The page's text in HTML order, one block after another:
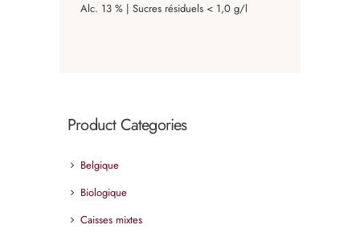
Alc. 13 % | Sucres résiduels < 1,0 g/l
Product Categories
Belgique
Biologique
Caisses mixtes